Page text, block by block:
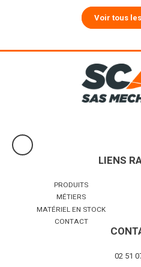
Voir tous
LIENS
PRODUITS
MÉTIERS
MATÉRIEL EN STOCK
CONTACT
02 51